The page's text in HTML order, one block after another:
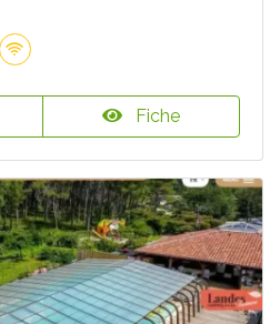
Fiche